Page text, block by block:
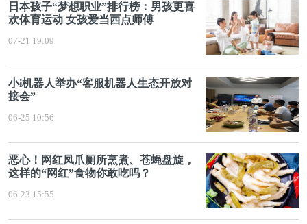
日本孩子“梦想职业”排行榜：男孩更喜
欢体育运动 女孩爱当西点师傅
07-21 19:09
小i机器人举办“客服机器人生态开放对
接会”
06-25 10:56
恶心！网红凤爪厕所烹煮、苍蝇盘旋，
这样的“网红”食物你敢吃吗？
06-23 15:55